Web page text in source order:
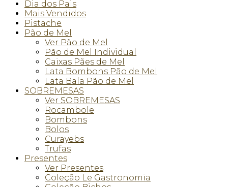
Dia dos Pais
Mais Vendidos
Pistache
Pão de Mel
Ver Pão de Mel
Pão de Mel Individual
Caixas Pães de Mel
Lata Bombons Pão de Mel
Lata Bala Pão de Mel
SOBREMESAS
Ver SOBREMESAS
Rocambole
Bombons
Bolos
Curayebs
Trufas
Presentes
Ver Presentes
Coleção Le Gastronomia